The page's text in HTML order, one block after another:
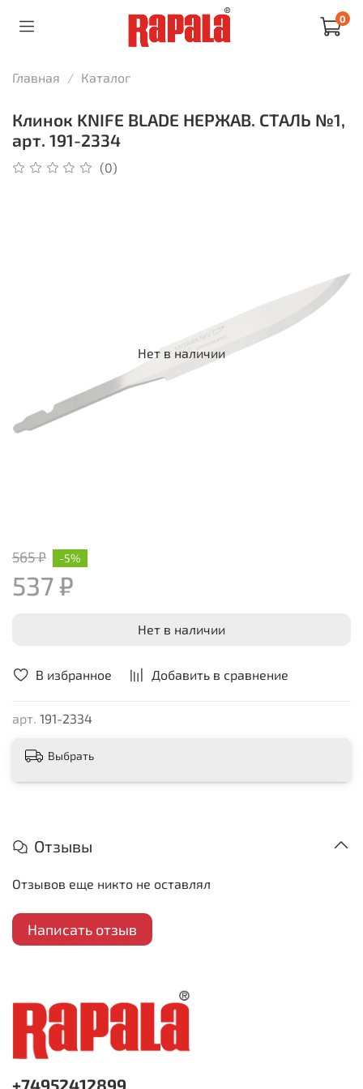
0
Главная Каталог
Клинок KNIFE BLADE НЕРЖАВ. СТАЛЬ №1,
арт. 191-2334
(0)
В избранное Добавить в сравнение
арт. 191-2334
Нет в наличии
565 ₽
537 ₽
-5%
Нет в наличии
Выбрать
Отзывы
Отзывов еще никто не оставлял
Написать отзыв
+74952412899